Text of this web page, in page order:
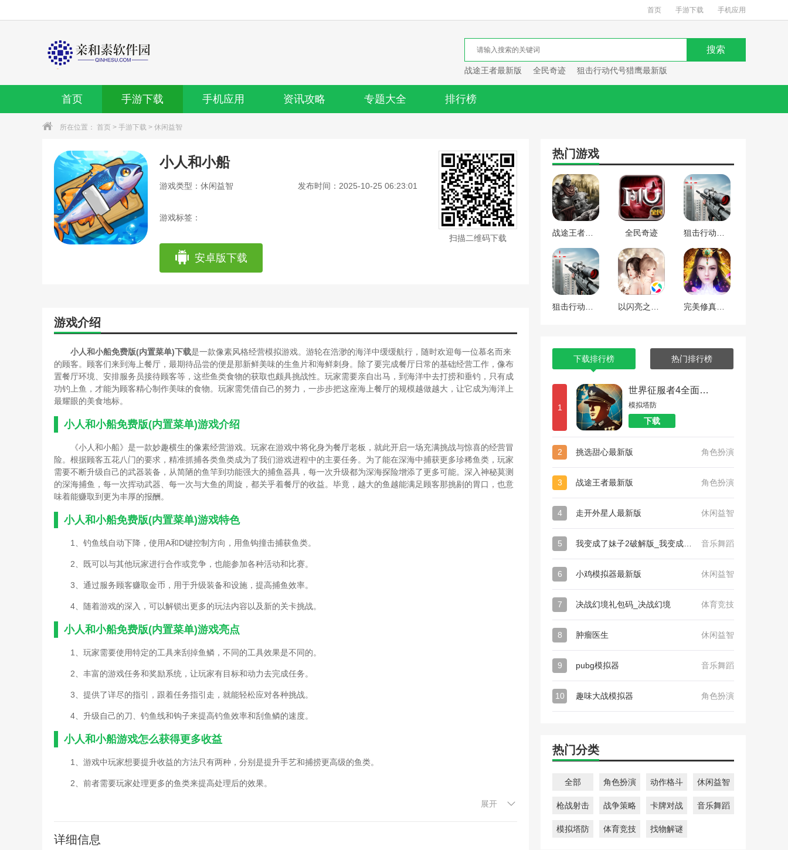
首页 手游下载 手机应用
战途王者最新版 全民奇迹 狙击行动代号猎鹰最新版
首页 手游下载 手机应用 资讯攻略 专题大全 排行榜
所在位置： 首页 > 手游下载 > 休闲益智
小人和小船
游戏类型：休闲益智 发布时间：2025-10-25 06:23:01
游戏标签：
安卓版下载
扫描二维码下载
游戏介绍
小人和小船免费版(内置菜单)下载是一款像素风格经营模拟游戏。游轮在浩渺的海洋中缓缓航行，随时欢迎每一位慕名而来
的顾客。顾客们来到海上餐厅，最期待品尝的便是那新鲜美味的生鱼片和海鲜刺身。除了要完成餐厅日常的基础经营工作，像布
置餐厅环境、安排服务员接待顾客等，这些鱼类食物的获取也颇具挑战性。玩家需要亲自出马，到海洋中去打捞和垂钓，只有成
功钓上鱼，才能为顾客精心制作美味的食物。玩家需凭借自己的努力，一步步把这座海上餐厅的规模越做越大，让它成为海洋上
最耀眼的美食地标。
小人和小船免费版(内置菜单)游戏介绍
《小人和小船》是一款妙趣横生的像素经营游戏。玩家在游戏中将化身为餐厅老板，就此开启一场充满挑战与惊喜的经营冒
险。根据顾客五花八门的要求，精准抓捕各类鱼类成为了我们游戏进程中的主要任务。为了能在深海中捕获更多珍稀鱼类，玩家
需要不断升级自己的武器装备，从简陋的鱼竿到功能强大的捕鱼器具，每一次升级都为深海探险增添了更多可能。深入神秘莫测
的深海捕鱼，每一次挥动武器、每一次与大鱼的周旋，都关乎着餐厅的收益。毕竟，越大的鱼越能满足顾客那挑剔的胃口，也意
味着能赚取到更为丰厚的报酬。
小人和小船免费版(内置菜单)游戏特色
1、钓鱼线自动下降，使用A和D键控制方向，用鱼钩撞击捕获鱼类。
2、既可以与其他玩家进行合作或竞争，也能参加各种活动和比赛。
3、通过服务顾客赚取金币，用于升级装备和设施，提高捕鱼效率。
4、随着游戏的深入，可以解锁出更多的玩法内容以及新的关卡挑战。
小人和小船免费版(内置菜单)游戏亮点
1、玩家需要使用特定的工具来刮掉鱼鳞，不同的工具效果是不同的。
2、丰富的游戏任务和奖励系统，让玩家有目标和动力去完成任务。
3、提供了详尽的指引，跟着任务指引走，就能轻松应对各种挑战。
4、升级自己的刀、钓鱼线和钩子来提高钓鱼效率和刮鱼鳞的速度。
小人和小船游戏怎么获得更多收益
1、游戏中玩家想要提升收益的方法只有两种，分别是提升手艺和捕捞更高级的鱼类。
2、前者需要玩家处理更多的鱼类来提高处理后的效果。
展开
详细信息
热门游戏
全民奇迹
下载排行榜 热门排行榜
1
世界征服者4全面战争
模拟塔防
下载
2 挑选甜心最新版 角色扮演
3 战途王者最新版 角色扮演
4 走开外星人最新版 休闲益智
5 音乐舞蹈
6 小鸡模拟器最新版 休闲益智
7 决战幻境礼包码_决战幻境 体育竞技
8 肿瘤医生 休闲益智
9 pubg模拟器 音乐舞蹈
10 趣味大战模拟器 角色扮演
热门分类
全部 角色扮演 动作格斗 休闲益智
枪战射击 战争策略 卡牌对战 音乐舞蹈
模拟塔防 体育竞技 找物解谜